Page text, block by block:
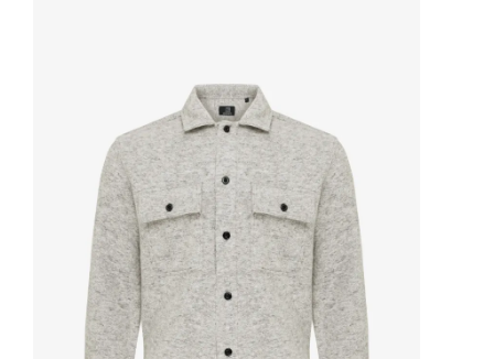
Model is 1,83m en draagt maat 50